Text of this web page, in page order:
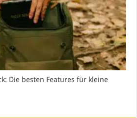
Die besten Features für kleine